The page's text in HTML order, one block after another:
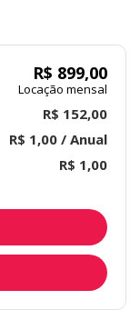
R$ 899,00
Locação mensal
R$ 152,00
R$ 1,00 / Anual
R$ 1,00